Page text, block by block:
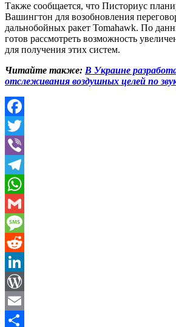
Также сообщается, что Писториус
Вашингтон для возобновления
дальнобойных ракет Tomahawk. По
готов рассмотреть возможность
для получения этих систем.
Читайте также: В Украине
отслеживания воздушных целей по
Facebook
Twitter
Viber
Telegram
WhatsApp
Gmail
Message
Reddit
LinkedIn
WordPress
Email